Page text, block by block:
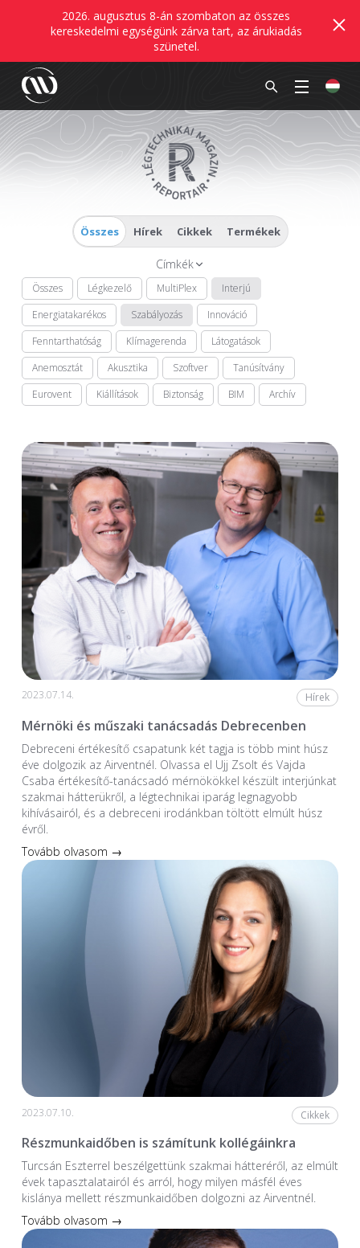
2026. augusztus 8-án szombaton az összes
kereskedelmi egységünk zárva tart, az árukiadás
szünetel.
Összes Hírek Cikkek Termékek
Címkék
Összes Légkezelő MultiPlex
Interjú
Energiatakarékos
Szabályozás
Innováció
Fenntarthatóság
Klímagerenda
Látogatások
Anemosztát
Akusztika Szoftver
Tanúsítvány
Eurovent
Kiállítások Biztonság BIM Archív
2023.07.14. Hírek
Mérnöki és műszaki tanácsadás Debrecenben
Debreceni értékesítő csapatunk két tagja is több mint húsz
éve dolgozik az Airventnél. Olvassa el Ujj Zsolt és Vajda
Csaba értékesítő-tanácsadó mérnökökkel készült interjúnkat
szakmai hátterükről, a légtechnikai iparág legnagyobb
kihívásairól, és a debreceni irodánkban töltött elmúlt húsz
évről.
Tovább olvasom →
2023.07.10. Cikkek
Részmunkaidőben is számítunk kollégáinkra
Turcsán Eszterrel beszélgettünk szakmai hátteréről, az elmúlt
évek tapasztalatairól és arról, hogy milyen másfél éves
kislánya mellett részmunkaidőben dolgozni az Airventnél.
Tovább olvasom →